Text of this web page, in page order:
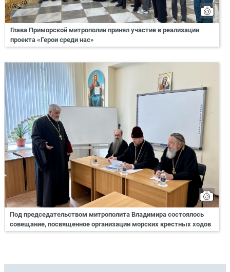
Глава Приморской митрополии принял участие в реализации
проекта «Герои среди нас»
Под председательством митрополита Владимира состоялось
совещание, посвященное организации морских крестных ходов